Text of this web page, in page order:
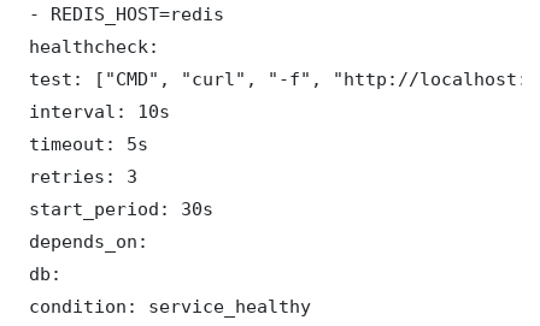
- REDIS_HOST=redis
healthcheck:
test: ["CMD", "curl", "-f", "http://
interval: 10s
timeout: 5s
retries: 3
start_period: 30s
depends_on:
db:
condition: service_healthy